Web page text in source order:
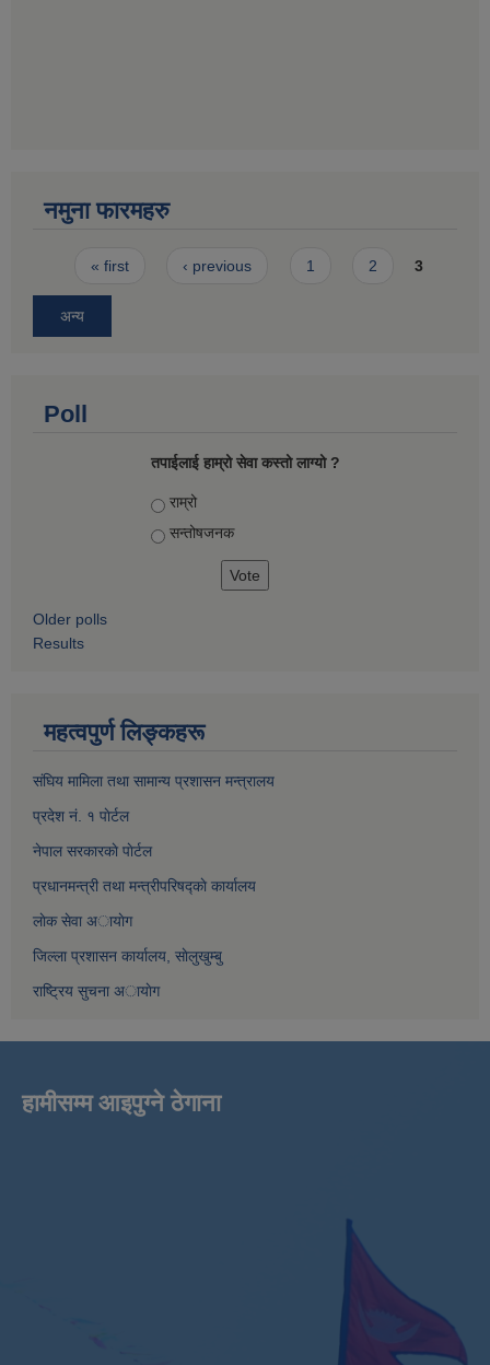
नमुना फारमहरु
Pages
« first ‹ previous 1 2 3
अन्य
Poll
तपाईलाई हाम्रो सेवा कस्तो लाग्यो ?
Choices
राम्रो
सन्तोषज‍नक
Older polls
Results
महत्वपुर्ण लिङ्कहरू
संघिय मामिला तथा सामान्य प्रशासन मन्त्रालय
प्रदेश नं. १ पाेर्टल
नेपाल सरकारकाे पाेर्टल
प्रधानमन्त्री तथा मन्त्रीपरिषद्काे कार्यालय
लाेक सेवा अायाेग
जिल्ला प्रशासन कार्यालय, साेलुखुम्बु
राष्ट्रिय सुचना अायाेग
हामीसम्म आइपुग्ने ठेगाना